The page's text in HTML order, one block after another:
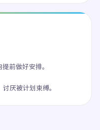
前做好安排。
厌被计划束缚。